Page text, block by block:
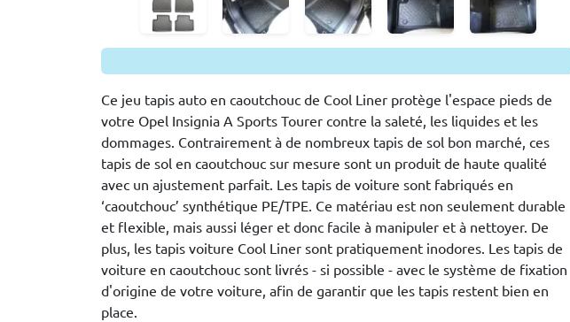
Ce jeu tapis auto en caoutchouc de Cool Liner protège l'espace pieds de
votre Opel Insignia A Sports Tourer contre la saleté, les liquides et les
dommages. Contrairement à de nombreux tapis de sol bon marché, ces
tapis de sol en caoutchouc sur mesure sont un produit de haute qualité
avec un ajustement parfait. Les tapis de voiture sont fabriqués en
‘caoutchouc’ synthétique PE/TPE. Ce matériau est non seulement durable
et flexible, mais aussi léger et donc facile à manipuler et à nettoyer. De
plus, les tapis voiture Cool Liner sont pratiquement inodores. Les tapis de
voiture en caoutchouc sont livrés - si possible - avec le système de fixation
d'origine de votre voiture, afin de garantir que les tapis restent bien en
place.